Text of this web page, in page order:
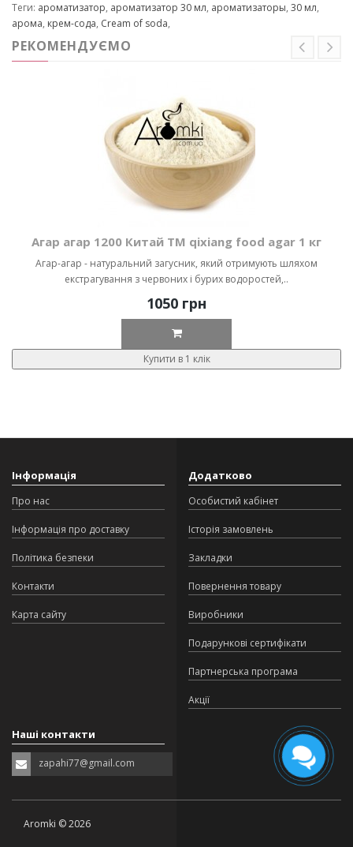
Теги: ароматизатор, ароматизатор 30 мл, ароматизаторы, 30 мл,
арома, крем-сода, Cream of soda,
РЕКОМЕНДУЄМО
Агар агар 1200 Китай ТМ qixiang food agar 1 кг
Агар-агар - натуральний загусник, який отримують шляхом
екстрагування з червоних і бурих водоростей,..
1050 грн
Купити в 1 клік
Інформація
Про нас
Інформація про доставку
Політика безпеки
Контакти
Карта сайту
Додатково
Особистий кабінет
Історія замовлень
Закладки
Повернення товару
Виробники
Подарункові сертифікати
Партнерська програма
Акції
Наші контакти
zapahi77@gmail.com
Aromki © 2026